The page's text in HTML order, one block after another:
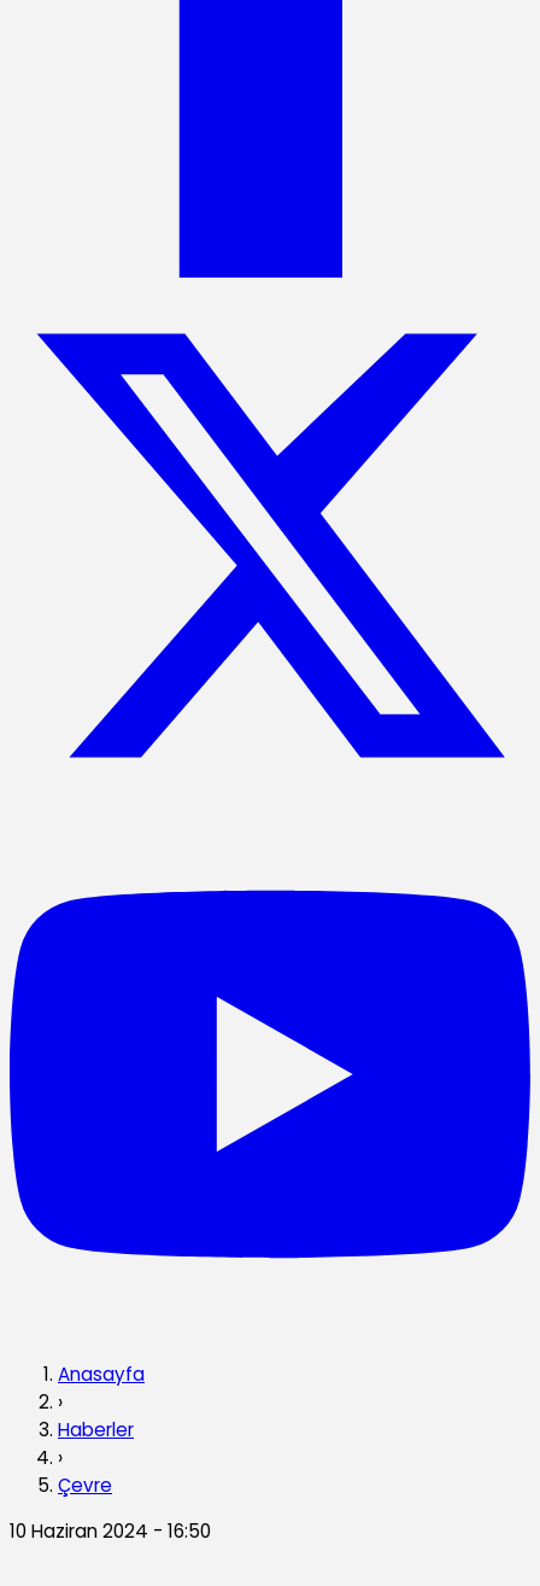
Anasayfa
›
Haberler
›
Çevre
10 Haziran 2024 - 16:50